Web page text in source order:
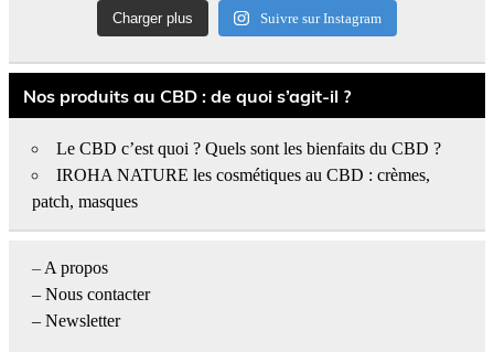
Charger plus Suivre sur Instagram
Nos produits au CBD : de quoi s’agit-il ?
Le CBD c’est quoi ? Quels sont les bienfaits du CBD ?
IROHA NATURE les cosmétiques au CBD : crèmes,
patch, masques
– A propos
– Nous contacter
– Newsletter